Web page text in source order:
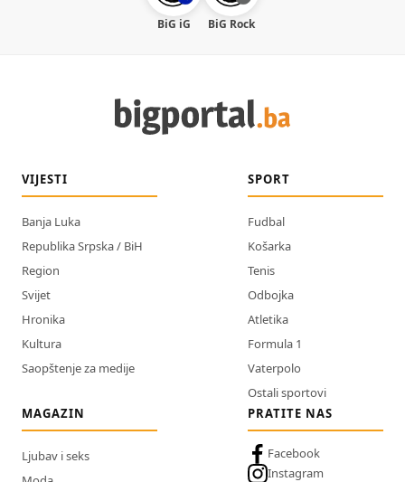
BiG iG BiG Rock
VIJESTI
Banja Luka
Republika Srpska / BiH
Region
Svijet
Hronika
Kultura
Saopštenje za medije
SPORT
Fudbal
Košarka
Tenis
Odbojka
Atletika
Formula 1
Vaterpolo
Ostali sportovi
MAGAZIN
Ljubav i seks
PRATITE NAS
Facebook
Instagram